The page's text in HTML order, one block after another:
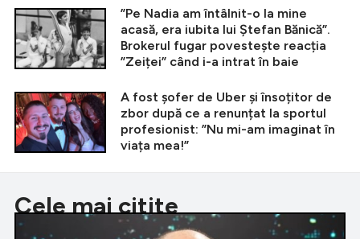
”Pe Nadia am întâlnit-o la mine
acasă, era iubita lui Ștefan Bănică”.
Brokerul fugar povestește reacția
”Zeiței” când i-a intrat în baie
A fost șofer de Uber și însoțitor de
zbor după ce a renunțat la sportul
profesionist: ”Nu mi-am imaginat în
viața mea!”
Cele mai citite